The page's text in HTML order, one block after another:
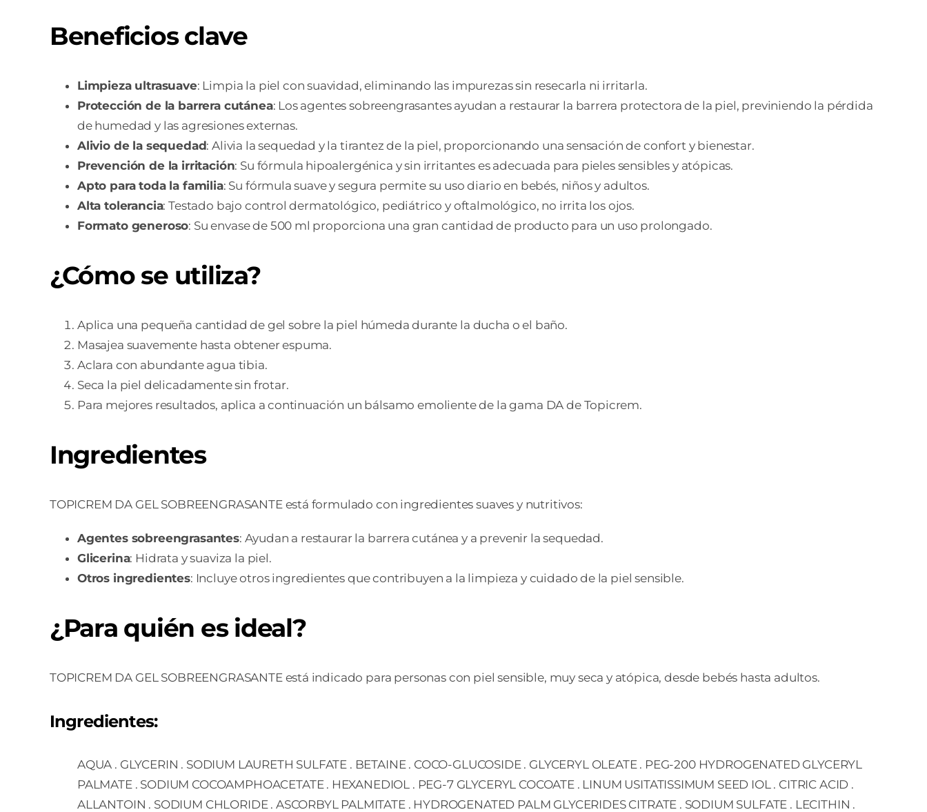
Beneficios clave
Limpieza ultrasuave: Limpia la piel con suavidad, eliminando las impurezas sin resecarla ni irritarla.
Protección de la barrera cutánea: Los agentes sobreengrasantes ayudan a restaurar la barrera protectora de la piel, previniendo la pérdida
de humedad y las agresiones externas.
Alivio de la sequedad: Alivia la sequedad y la tirantez de la piel, proporcionando una sensación de confort y bienestar.
Prevención de la irritación: Su fórmula hipoalergénica y sin irritantes es adecuada para pieles sensibles y atópicas.
Apto para toda la familia: Su fórmula suave y segura permite su uso diario en bebés, niños y adultos.
Alta tolerancia: Testado bajo control dermatológico, pediátrico y oftalmológico, no irrita los ojos.
Formato generoso: Su envase de 500 ml proporciona una gran cantidad de producto para un uso prolongado.
¿Cómo se utiliza?
Aplica una pequeña cantidad de gel sobre la piel húmeda durante la ducha o el baño.
Masajea suavemente hasta obtener espuma.
Aclara con abundante agua tibia.
Seca la piel delicadamente sin frotar.
Para mejores resultados, aplica a continuación un bálsamo emoliente de la gama DA de Topicrem.
Ingredientes
TOPICREM DA GEL SOBREENGRASANTE está formulado con ingredientes suaves y nutritivos:
Agentes sobreengrasantes: Ayudan a restaurar la barrera cutánea y a prevenir la sequedad.
Glicerina: Hidrata y suaviza la piel.
Otros ingredientes: Incluye otros ingredientes que contribuyen a la limpieza y cuidado de la piel sensible.
¿Para quién es ideal?
TOPICREM DA GEL SOBREENGRASANTE está indicado para personas con piel sensible, muy seca y atópica, desde bebés hasta adultos.
Ingredientes:
AQUA . GLYCERIN . SODIUM LAURETH SULFATE . BETAINE . COCO-GLUCOSIDE . GLYCERYL OLEATE . PEG-200 HYDROGENATED GLYCERYL
PALMATE . SODIUM COCOAMPHOACETATE . HEXANEDIOL . PEG-7 GLYCERYL COCOATE . LINUM USITATISSIMUM SEED IOL . CITRIC ACID .
ALLANTOIN . SODIUM CHLORIDE . ASCORBYL PALMITATE . HYDROGENATED PALM GLYCERIDES CITRATE . SODIUM SULFATE . LECITHIN .